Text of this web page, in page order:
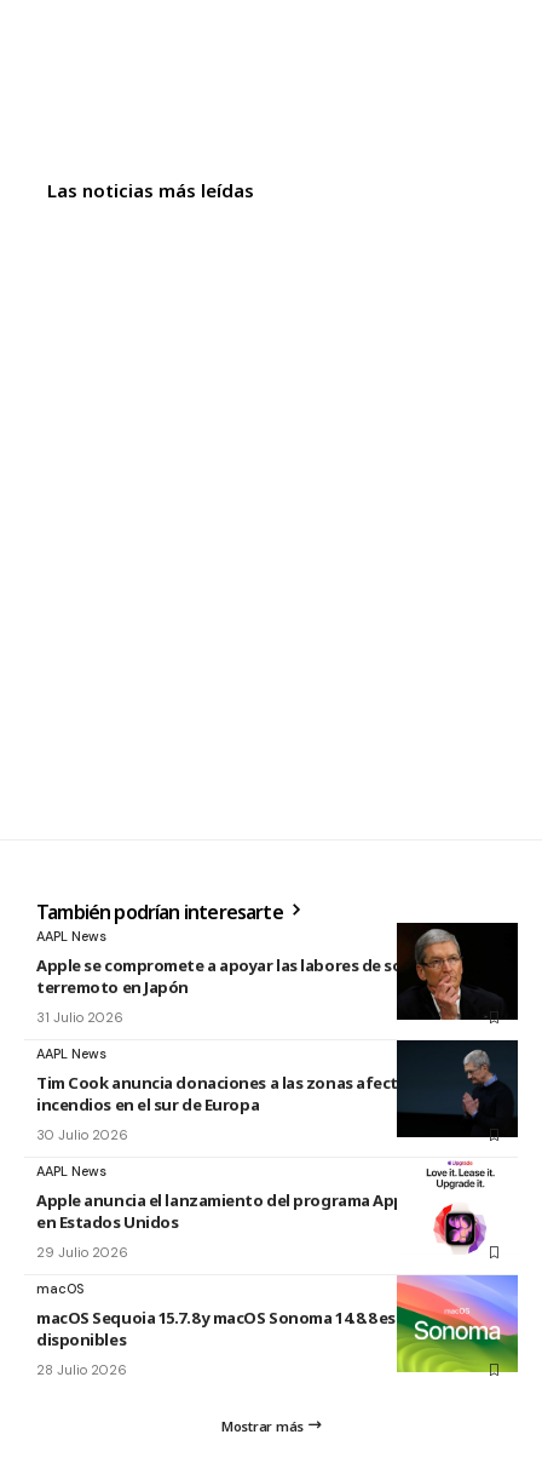
Las noticias más leídas
También podrían interesarte
AAPL News
Apple se compromete a apoyar las labores de socorro tras el
terremoto en Japón
31 Julio 2026
AAPL News
Tim Cook anuncia donaciones a las zonas afectadas por los
incendios en el sur de Europa
30 Julio 2026
AAPL News
Apple anuncia el lanzamiento del programa Apple Upgrade
en Estados Unidos
29 Julio 2026
macOS
macOS Sequoia 15.7.8 y macOS Sonoma 14.8.8 están
disponibles
28 Julio 2026
Mostrar más